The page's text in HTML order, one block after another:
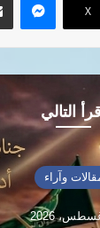
‫X
التالي
وآراء